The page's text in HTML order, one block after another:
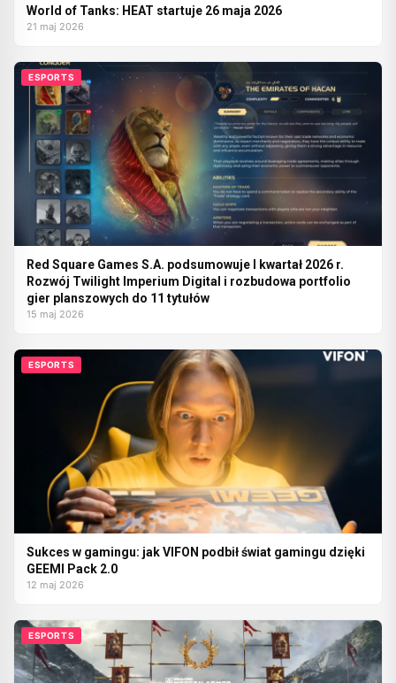
World of Tanks: HEAT startuje 26 maja 2026
21 maj 2026
ESPORTS
Red Square Games S.A. podsumowuje I kwartał 2026 r.
Rozwój Twilight Imperium Digital i rozbudowa portfolio
gier planszowych do 11 tytułów
15 maj 2026
ESPORTS
Sukces w gamingu: jak VIFON podbił świat gamingu dzięki
GEEMI Pack 2.0
12 maj 2026
ESPORTS